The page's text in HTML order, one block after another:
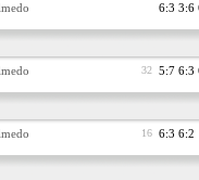
6:3 3:6
32 5:7 6:3
16 6:3 6:2